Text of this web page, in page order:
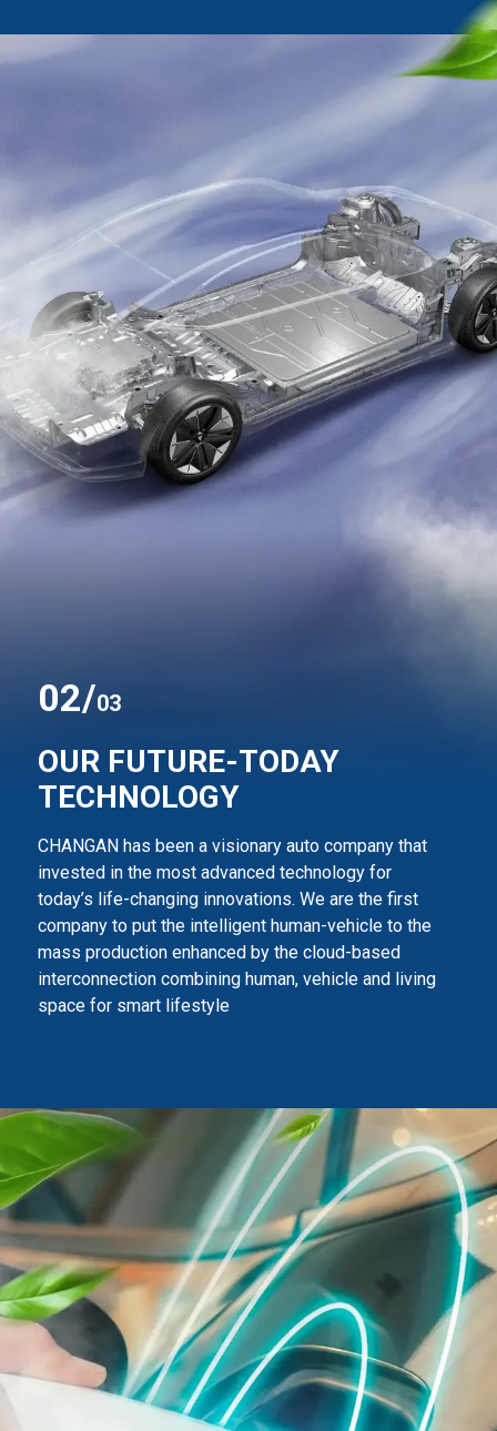
02/03
OUR FUTURE-TODAY
TECHNOLOGY
CHANGAN has been a visionary auto company that
invested in the most advanced technology for
today’s life-changing innovations. We are the first
company to put the intelligent human-vehicle to the
mass production enhanced by the cloud-based
interconnection combining human, vehicle and living
space for smart lifestyle